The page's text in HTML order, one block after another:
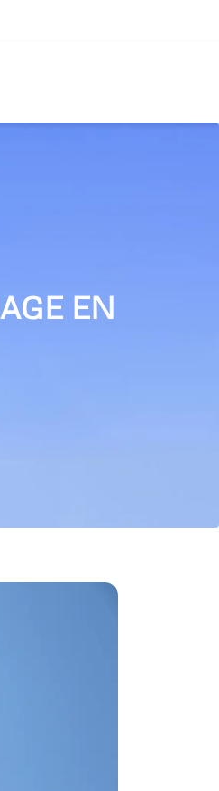
EN